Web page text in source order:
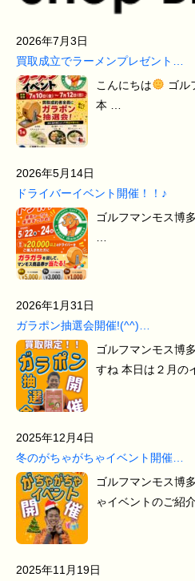
2026年7月3日
買取成立でラーメンプレゼント…
こんにちは
ゴル
本 …
2026年5月14日
ドライバーイベント開催！！♪
ゴルフマンモス博
2026年1月31日
ガラポン抽選会開催!(^^)…
ゴルフマンモス博
すね 本日は２月の
2025年12月4日
冬のがちゃがちゃイベント開催…
ゴルフマンモス博
ゃイベントのご紹
2025年11月19日